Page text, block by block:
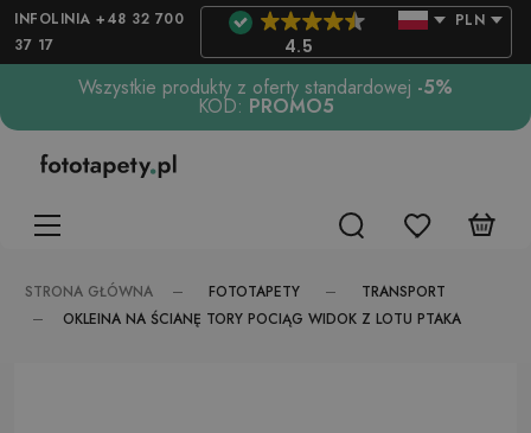
INFOLINIA +48 32 700
37 17
4.5
PLN
Wszystkie produkty z oferty standardowej -5%
KOD: PROMO5
STRONA GŁÓWNA FOTOTAPETY
TRANSPORT
OKLEINA NA ŚCIANĘ TORY POCIĄG WIDOK Z LOTU PTAKA